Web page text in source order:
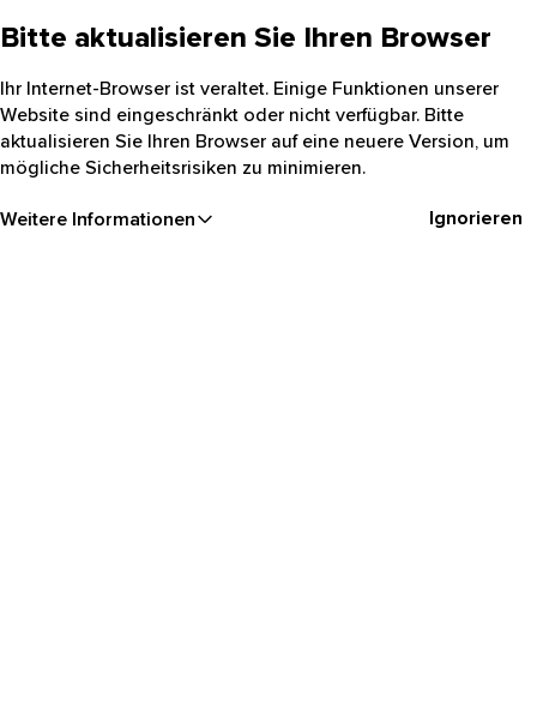
Bitte aktualisieren Sie Ihren Browser
Ihr Internet-Browser ist veraltet. Einige Funktionen unserer
Website sind eingeschränkt oder nicht verfügbar. Bitte
aktualisieren Sie Ihren Browser auf eine neuere Version, um
mögliche Sicherheitsrisiken zu minimieren.
Weitere Informationen Ignorieren